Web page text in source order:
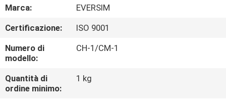
SU
DI
NOI
VISITA
ALLA
Marca:
EVERSIM
Certificazione:
ISO 9001
Numero di
modello:
CH-1/CM-1
Quantità di
ordine minimo:
1 kg